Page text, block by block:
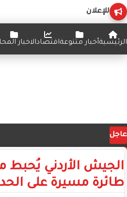
للإعلان
الرئيسيةأخبار متنوعةاقتصادالاخبار
عاجل
الجيش الأردني يُحبط
طائرة مسيرة على